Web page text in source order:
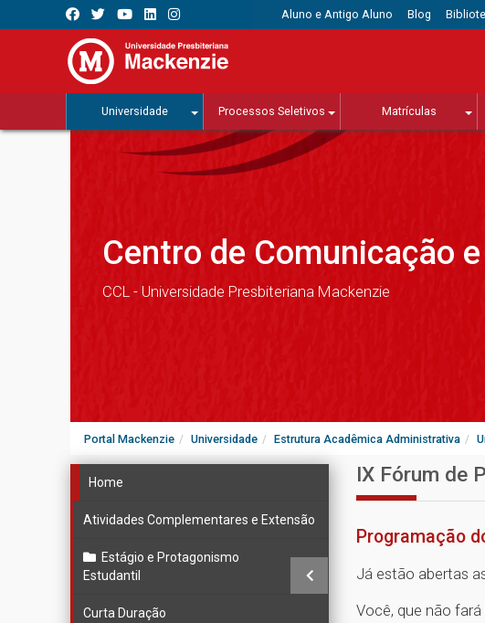
Aluno e Antigo Aluno Blog
Universidade Processos Seletivos Matrículas
Centro de Comunicação
CCL - Universidade Presbiteriana Mackenzie
Portal Mackenzie Universidade Estrutura Acadêmica Administrativa
Home
Atividades Complementares e Extensão
Estágio e Protagonismo
Estudantil
Curta Duração
IX Fórum de
Programação
Já estão abertas
Você, que não